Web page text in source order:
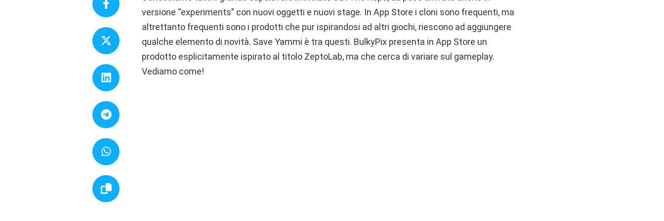
versione “experiments” con nuovi oggetti e nuovi stage. In App Store i cloni sono frequenti, ma
altrettanto frequenti sono i prodotti che pur ispirandosi ad altri giochi, riescono ad aggiungere
qualche elemento di novità. Save Yammi è tra questi. BulkyPix presenta in App Store un
prodotto esplicitamente ispirato al titolo ZeptoLab, ma che cerca di variare sul gameplay.
Vediamo come!